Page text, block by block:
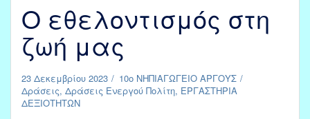
Ο εθελοντισμός στη
ζωή μας
23 Δεκεμβρίου 2023
10ο ΝΗΠΙΑΓΩΓΕΙΟ ΑΡΓΟΥΣ
Δράσεις, Δράσεις Ενεργού Πολίτη, ΕΡΓΑΣΤΗΡΙΑ
ΔΕΞΙΟΤΗΤΩΝ